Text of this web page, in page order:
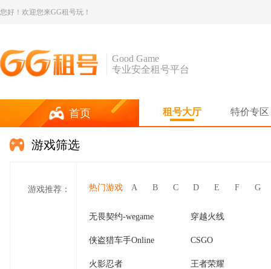
您好！欢迎您来GG租号玩！
Good Game
专业安全租号平台
首页 租号大厅 特价专区
游戏筛选
游戏推荐： 热门游戏 A B C D E F G
无畏契约-wegame 穿越火线
侠盗猎车手Online CSGO
火影忍者 王者荣耀